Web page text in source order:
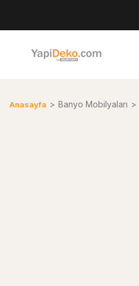
Anasayfa Banyo Mobilyaları